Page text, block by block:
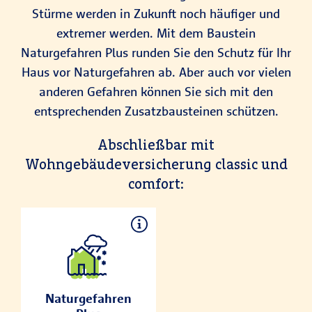
Stürme werden in Zukunft noch häufiger und
extremer werden. Mit dem Baustein
Naturgefahren Plus runden Sie den Schutz für Ihr
Haus vor Naturgefahren ab. Aber auch vor vielen
anderen Gefahren können Sie sich mit den
entsprechenden Zusatzbausteinen schützen.
Abschließbar mit
Wohngebäudeversicherung classic und
comfort:
Naturgefahren
Naturgefahren